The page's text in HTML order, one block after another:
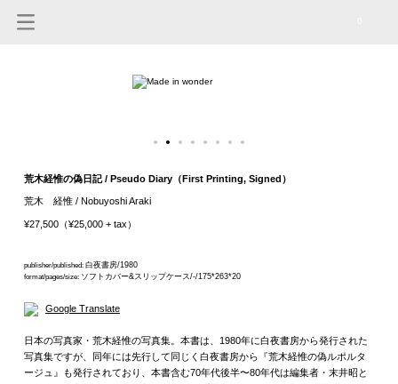
荒木経惟の偽日記 / Pseudo Diary（First Printing, Signed）
荒木 経惟 / Nobuyoshi Araki
¥27,500（¥25,000 + tax）
publisher/published: 白夜書房/1980
format/pages/size: ソフトカバー&スリップケース/-/175*263*20
Google Translate
日本の写真家・荒木経惟の写真集。本書は、1980年に白夜書房から発行された
写真集ですが、同年には先行して同じく白夜書房から『荒木経惟の偽ルポルタ
ージュ』も発行されており、本書含む70年代後半〜80年代は編集者・末井昭と